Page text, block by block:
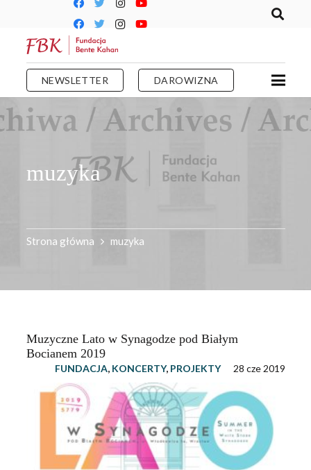
NEWSLETTER DAROWIZNA
muzyka
Strona główna muzyka
Muzyczne Lato w Synagodze pod Białym
Bocianem 2019
FUNDACJA, KONCERTY, PROJEKTY 28 cze 2019